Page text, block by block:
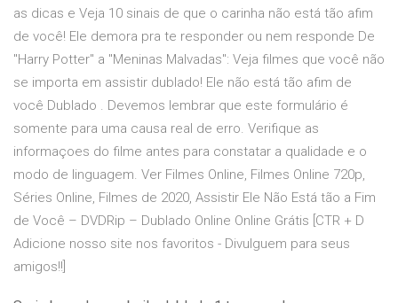
as dicas e Veja 10 sinais de que o carinha não está tão afim
de você! Ele demora pra te responder ou nem responde De
"Harry Potter" a "Meninas Malvadas": Veja filmes que você não
se importa em assistir dublado! Ele não está tão afim de
você Dublado . Devemos lembrar que este formulário é
somente para uma causa real de erro. Verifique as
informaçoes do filme antes para constatar a qualidade e o
modo de linguagem. Ver Filmes Online, Filmes Online 720p,
Séries Online, Filmes de 2020, Assistir Ele Não Está tão a Fim
de Você – DVDRip – Dublado Online Online Grátis [CTR + D
Adicione nosso site nos favoritos - Divulguem para seus
amigos!!]